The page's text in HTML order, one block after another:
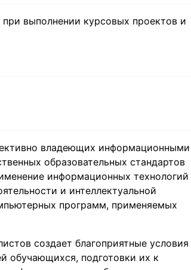
выполнении курсовых проектов и
владеющих информационными
образовательных стандартов
информационных технологий
и интеллектуальной
программ, применяемых
создает благоприятные условия
обучающихся, подготовки их к